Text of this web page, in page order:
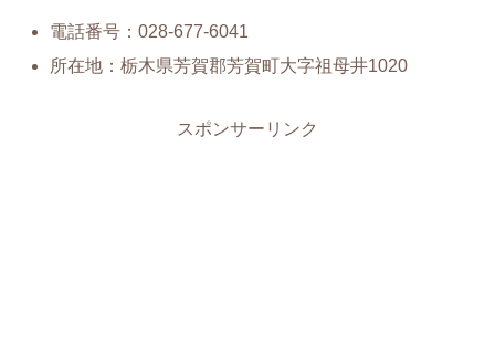
電話番号：028-677-6041
所在地：栃木県芳賀郡芳賀町大字祖母井1020
スポンサーリンク